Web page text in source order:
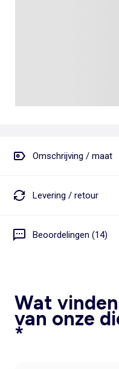
Omschrijving / maat
Levering / retour
Beoordelingen (14)
Wat
van onze
*